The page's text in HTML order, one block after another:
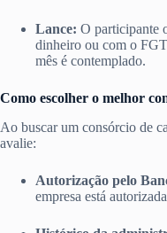
Lance: O participante
dinheiro ou com o
mês é contemplado.
Como escolher o melhor
Ao buscar um consórcio de
avalie:
Autorização pelo
empresa está